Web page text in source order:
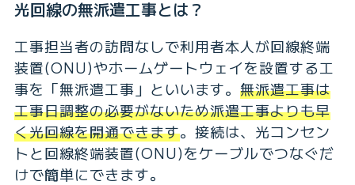
光回線の無派遣工事とは？
工事担当者の訪問なしで利用者本人が回線終端
装置(ONU)やホームゲートウェイを設置する工
事を「無派遣工事」といいます。 無派遣工事は
工事日調整の必要がないため派遣工事よりも早
く光回線を開通できます。接続は、光コンセン
トと回線終端装置(ONU)をケーブルでつなぐだ
けで簡単にできます。